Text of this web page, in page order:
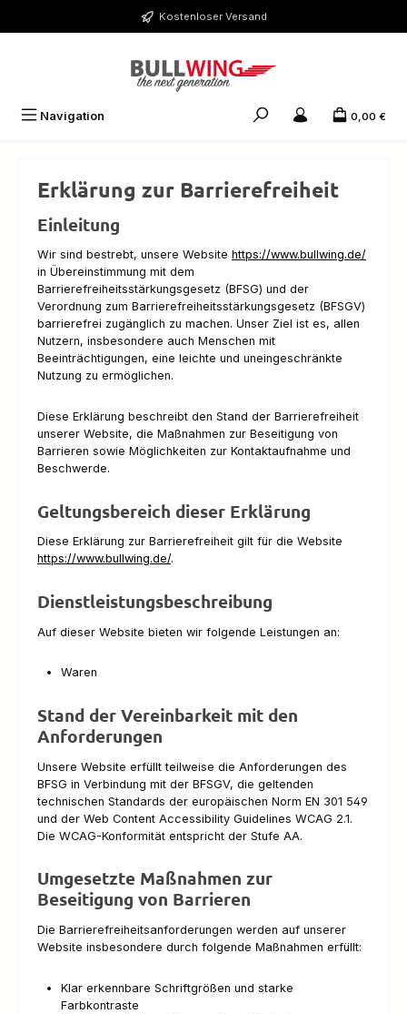
Zum Hauptinhalt springen Kostenloser Versand
Navigation 0,00 €
Erklärung zur Barrierefreiheit
Einleitung
Wir sind bestrebt, unsere Website https://www.bullwing.de/
in Übereinstimmung mit dem
Barrierefreiheitsstärkungsgesetz (BFSG) und der
Verordnung zum Barrierefreiheitsstärkungsgesetz (BFSGV)
barrierefrei zugänglich zu machen. Unser Ziel ist es, allen
Nutzern, insbesondere auch Menschen mit
Beeinträchtigungen, eine leichte und uneingeschränkte
Nutzung zu ermöglichen.
Diese Erklärung beschreibt den Stand der Barrierefreiheit
unserer Website, die Maßnahmen zur Beseitigung von
Barrieren sowie Möglichkeiten zur Kontaktaufnahme und
Beschwerde.
Geltungsbereich dieser Erklärung
Diese Erklärung zur Barrierefreiheit gilt für die Website
https://www.bullwing.de/.
Dienstleistungsbeschreibung
Auf dieser Website bieten wir folgende Leistungen an:
Waren
Stand der Vereinbarkeit mit den
Anforderungen
Unsere Website erfüllt teilweise die Anforderungen des
BFSG in Verbindung mit der BFSGV, die geltenden
technischen Standards der europäischen Norm EN 301 549
und der Web Content Accessibility Guidelines WCAG 2.1.
Die WCAG-Konformität entspricht der Stufe AA.
Umgesetzte Maßnahmen zur
Beseitigung von Barrieren
Die Barrierefreiheitsanforderungen werden auf unserer
Website insbesondere durch folgende Maßnahmen erfüllt:
Klar erkennbare Schriftgrößen und starke
Farbkontraste